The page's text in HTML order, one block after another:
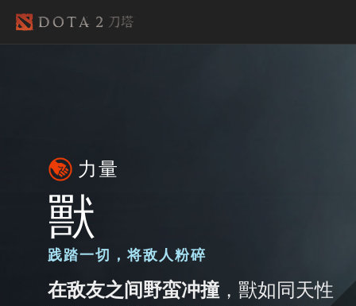
力量
獸
践踏一切，将敌人粉碎
在敌友之间野蛮冲撞 ，獸如同天性